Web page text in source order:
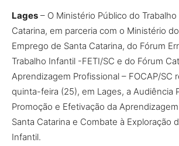
Lages – O Ministério Público do Trabalho
Catarina, em parceria com o Ministério
Emprego de Santa Catarina, do Fórum
Trabalho Infantil -FETI/SC e do Fórum
Aprendizagem Profissional – FOCAP/SC
quinta-feira (25), em Lages, a Audiência
Promoção e Efetivação da
Santa Catarina e Combate à Exploração
Infantil.